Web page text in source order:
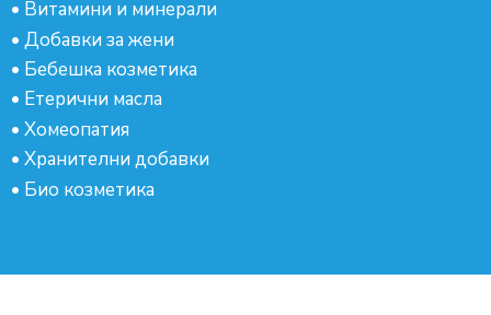
• Витамини и минерали
• Добавки за жени
• Бебешка козметика
• Етерични масла
• Хомеопатия
• Хранителни добавки
• Био козметика